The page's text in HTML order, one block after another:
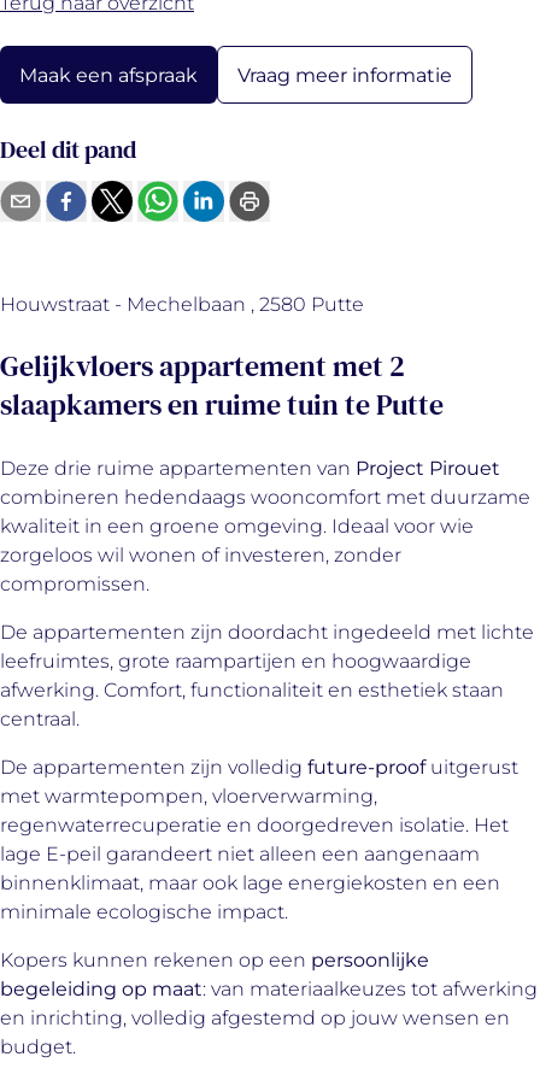
Maak een afspraak Vraag meer informatie
Deel dit pand
Houwstraat - Mechelbaan , 2580 Putte
Gelijkvloers appartement met 2
slaapkamers en ruime tuin te Putte
Deze drie ruime appartementen van Project Pirouet
combineren hedendaags wooncomfort met duurzame
kwaliteit in een groene omgeving. Ideaal voor wie
zorgeloos wil wonen of investeren, zonder
compromissen.
De appartementen zijn doordacht ingedeeld met lichte
leefruimtes, grote raampartijen en hoogwaardige
afwerking. Comfort, functionaliteit en esthetiek staan
centraal.
De appartementen zijn volledig future-proofuitgerust
met warmtepompen, vloerverwarming,
regenwaterrecuperatie en doorgedreven isolatie. Het
lage E-peil garandeert niet alleen een aangenaam
binnenklimaat, maar ook lage energiekosten en een
minimale ecologische impact.
Kopers kunnen rekenen op een persoonlijke
begeleiding op maat: van materiaalkeuzes tot afwerking
en inrichting, volledig afgestemd op jouw wensen en
budget.